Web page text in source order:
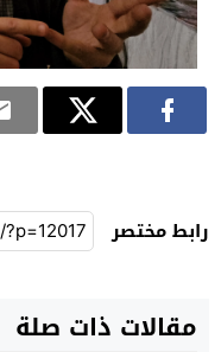
رابط مختصر
مقالات ذات صلة